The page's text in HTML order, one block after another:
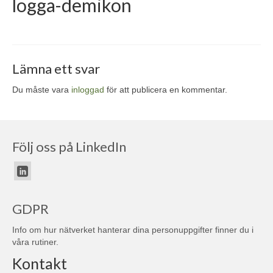
logga-demikon
Lämna ett svar
Du måste vara inloggad för att publicera en kommentar.
Följ oss på LinkedIn
GDPR
Info om hur nätverket hanterar dina personuppgifter finner du i
våra rutiner.
Kontakt